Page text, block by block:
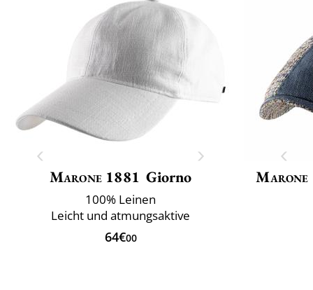
Marone 1881 Giorno
100% Leinen
Leicht und atmungsaktive
64€00
Marone